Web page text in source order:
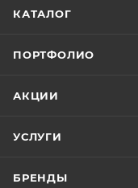
КАТАЛОГ
ПОРТФОЛИО
АКЦИИ
УСЛУГИ
БРЕНДЫ